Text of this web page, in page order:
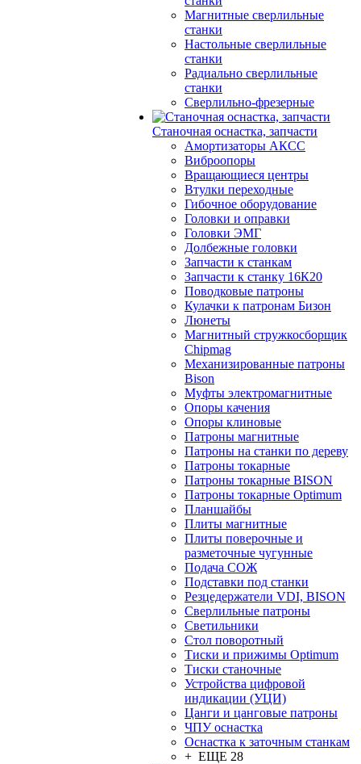
Магнитные сверлильные
станки
Настольные сверлильные
станки
Радиально сверлильные
станки
Сверлильно-фрезерные
Станочная оснастка, запчасти
Амортизаторы АКСС
Виброопоры
Вращающиеся центры
Втулки переходные
Гибочное оборудование
Головки и оправки
Головки ЭМГ
Долбежные головки
Запчасти к станкам
Запчасти к станку 16К20
Поводковые патроны
Кулачки к патронам Бизон
Люнеты
Магнитный стружкосборщик
Chipmag
Механизированные патроны
Bison
Муфты электромагнитные
Опоры качения
Опоры клиновые
Патроны магнитные
Патроны на станки по дереву
Патроны токарные
Патроны токарные BISON
Патроны токарные Optimum
Планшайбы
Плиты магнитные
Плиты поверочные и
разметочные чугунные
Подача СОЖ
Подставки под станки
Резцедержатели VDI, BISON
Сверлильные патроны
Светильники
Стол поворотный
Тиски и прижимы Optimum
Тиски станочные
Устройства цифровой
индикации (УЦИ)
Цанги и цанговые патроны
ЧПУ оснастка
Оснастка к заточным станкам
+ ЕЩЕ 28